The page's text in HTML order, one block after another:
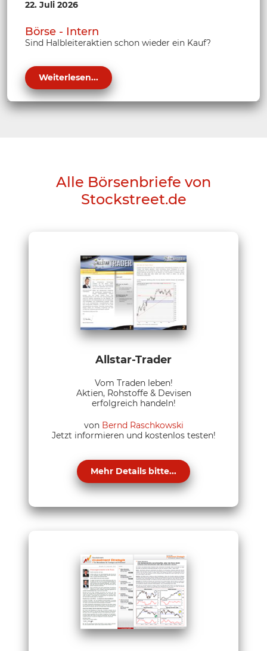
22. Juli 2026
Börse - Intern
Sind Halbleiteraktien schon wieder ein Kauf?
Weiterlesen...
Alle Börsenbriefe von
Stockstreet.de
Allstar-Trader
Vom Traden leben!
Aktien, Rohstoffe & Devisen
erfolgreich handeln!
von Bernd Raschkowski
Jetzt informieren und kostenlos testen!
Mehr Details bitte...